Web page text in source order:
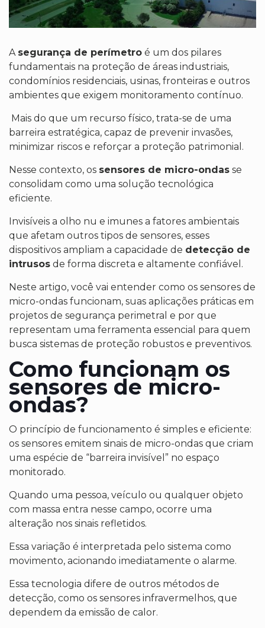
A segurança de perímetro é um dos pilares
fundamentais na proteção de áreas industriais,
condomínios residenciais, usinas, fronteiras e outros
ambientes que exigem monitoramento contínuo.
Mais do que um recurso físico, trata-se de uma
barreira estratégica, capaz de prevenir invasões,
minimizar riscos e reforçar a proteção patrimonial.
Nesse contexto, os sensores de micro-ondas se
consolidam como uma solução tecnológica
eficiente.
Invisíveis a olho nu e imunes a fatores ambientais
que afetam outros tipos de sensores, esses
dispositivos ampliam a capacidade de detecção de
intrusos de forma discreta e altamente confiável.
Neste artigo, você vai entender como os sensores de
micro-ondas funcionam, suas aplicações práticas em
projetos de segurança perimetral e por que
representam uma ferramenta essencial para quem
busca sistemas de proteção robustos e preventivos.
Como funcionam os
sensores de micro-
ondas?
O princípio de funcionamento é simples e eficiente:
os sensores emitem sinais de micro-ondas que criam
uma espécie de “barreira invisível” no espaço
monitorado.
Quando uma pessoa, veículo ou qualquer objeto
com massa entra nesse campo, ocorre uma
alteração nos sinais refletidos.
Essa variação é interpretada pelo sistema como
movimento, acionando imediatamente o alarme.
Essa tecnologia difere de outros métodos de
detecção, como os sensores infravermelhos, que
dependem da emissão de calor.